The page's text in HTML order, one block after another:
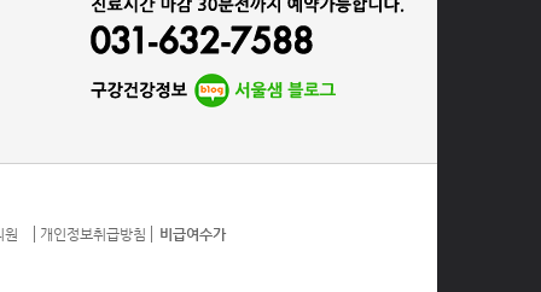
개인정보취급방침 비급여수가